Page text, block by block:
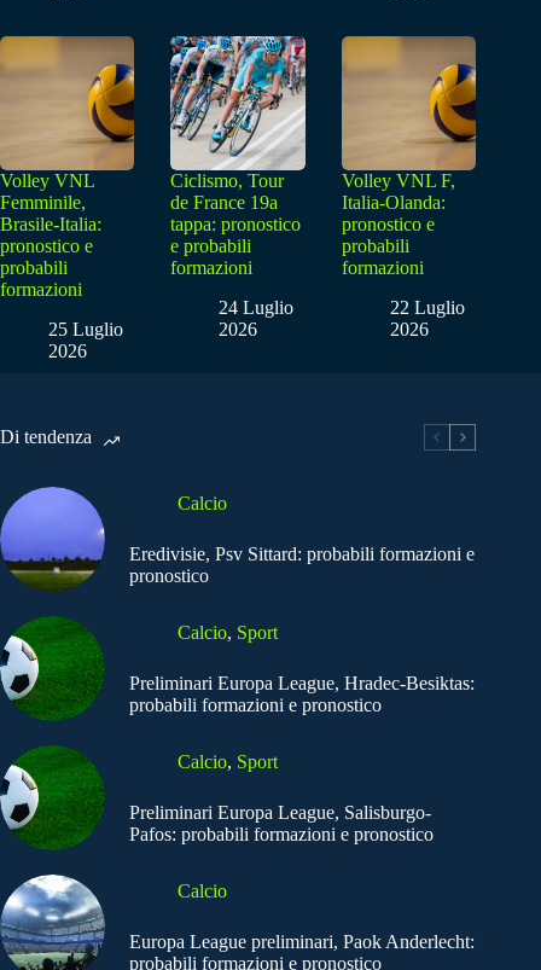
Volley VNL
Femminile,
Brasile-Italia:
pronostico e
probabili
formazioni
25 Luglio
2026
Ciclismo, Tour
de France 19a
tappa: pronostico
e probabili
formazioni
24 Luglio
2026
Volley VNL F,
Italia-Olanda:
pronostico e
probabili
formazioni
22 Luglio
2026
Di tendenza
Calcio
Eredivisie, Psv Sittard: probabili formazioni e
pronostico
Calcio, Sport
Preliminari Europa League, Hradec-Besiktas:
probabili formazioni e pronostico
Calcio, Sport
Preliminari Europa League, Salisburgo-
Pafos: probabili formazioni e pronostico
Calcio
Europa League preliminari, Paok Anderlecht:
probabili formazioni e pronostico